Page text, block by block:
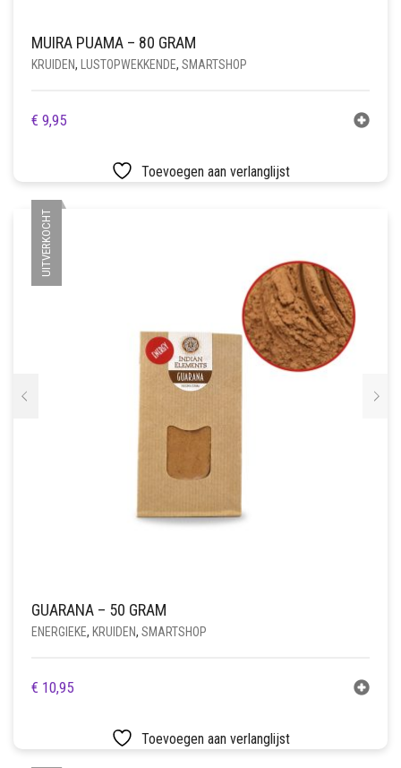
MUIRA PUAMA – 80 GRAM
KRUIDEN, LUSTOPWEKKENDE, SMARTSHOP
€ 9,95
Toevoegen aan verlanglijst
UITVERKOCHT
GUARANA – 50 GRAM
ENERGIEKE, KRUIDEN, SMARTSHOP
€ 10,95
Toevoegen aan verlanglijst